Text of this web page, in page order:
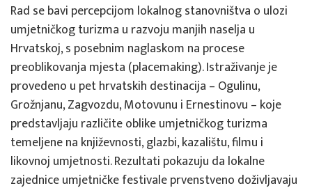
Rad se bavi percepcijom lokalnog stanovništva o ulozi
umjetničkog turizma u razvoju manjih naselja u
Hrvatskoj, s posebnim naglaskom na procese
preoblikovanja mjesta (placemaking). Istraživanje je
provedeno u pet hrvatskih destinacija – Ogulinu,
Grožnjanu, Zagvozdu, Motovunu i Ernestinovu – koje
predstavljaju različite oblike umjetničkog turizma
temeljene na književnosti, glazbi, kazalištu, filmu i
likovnoj umjetnosti. Rezultati pokazuju da lokalne
zajednice umjetničke festivale prvenstveno doživljavaju